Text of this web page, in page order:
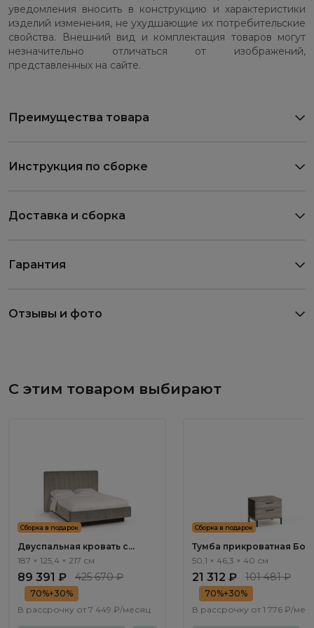
уведомления вносить в конструкцию и характеристики
изделий изменения, не ухудшающие их потребительские
свойства. Внешний вид и комплектация товаров могут
незначительно отличаться от изображений,
представленных на сайте.
Преимущества товара
Инструкция по сборке
Доставка и сборка
Гарантия
Отзывы и фото
С этим товаром выбирают
Сборка в подарок
Двуспальная кровать с
подъемным механизмом
Бостон / Boston BT201.1
187 × 125,4 × 217 см
89 391 ₽ 425 670 ₽
70%+30%
В рассрочку от 7 449 ₽/месяц
Сборка в подарок
Тумба прикроватная
/ Boston BT010.0
50,1 × 46,3 × 40 см
21 312 ₽ 101 481 ₽
70%+30%
В рассрочку от 1 776 ₽/